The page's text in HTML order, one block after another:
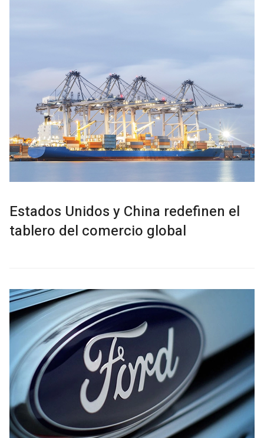
Estados Unidos y China redefinen el
tablero del comercio global